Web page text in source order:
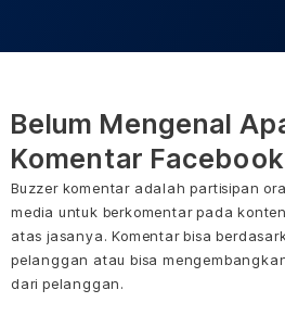
Belum Mengenal
Komentar
Buzzer komentar adalah partisipan
media untuk berkomentar pada
atas jasanya. Komentar bisa
pelanggan atau bisa
dari pelanggan.